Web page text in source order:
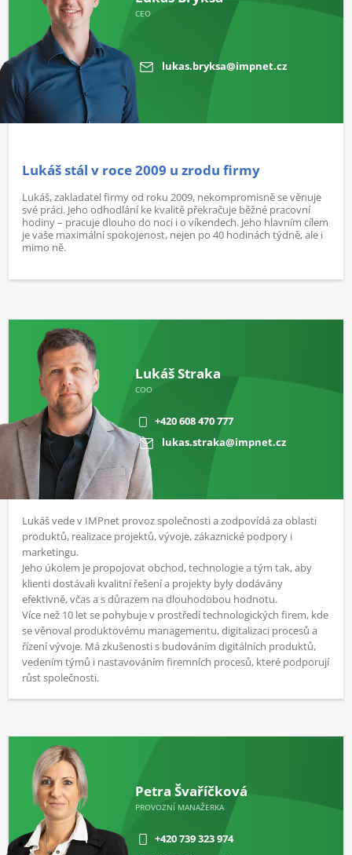
CEO
lukas.bryksa@impnet.cz
Lukáš stál v roce 2009 u zrodu firmy
Lukáš, zakladatel firmy od roku 2009, nekompromisně se věnuje
své práci. Jeho odhodlání ke kvalitě překračuje běžné pracovní
hodiny – pracuje dlouho do noci i o víkendech. Jeho hlavním cílem
je vaše maximální spokojenost, nejen po 40 hodinách týdně, ale i
mimo ně.
Lukáš Straka
COO
+420 608 470 777
lukas.straka@impnet.cz
Lukáš vede v IMPnet provoz společnosti a zodpovídá za oblasti
produktů, realizace projektů, vývoje, zákaznické podpory i
marketingu.
Jeho úkolem je propojovat obchod, technologie a tým tak, aby
klienti dostávali kvalitní řešení a projekty byly dodávány
efektivně, včas a s důrazem na dlouhodobou hodnotu.
Více než 10 let se pohybuje v prostředí technologických firem, kde
se věnoval produktovému managementu, digitalizaci procesů a
řízení vývoje. Má zkušenosti s budováním digitálních produktů,
vedením týmů i nastavováním firemních procesů, které podporují
růst společnosti.
Petra Švaříčková
PROVOZNÍ MANAŽERKA
+420 739 323 974